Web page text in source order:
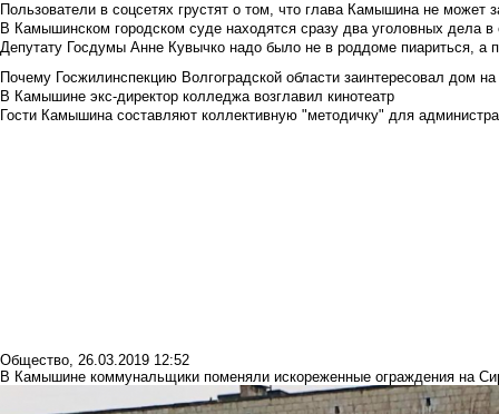
Пользователи в соцсетях грустят о том, что глава Камышина не может
В Камышинском городском суде находятся сразу два уголовных дела
Депутату Госдумы Анне Кувычко надо было не в роддоме пиариться, а
Почему Госжилинспекцию Волгоградской области заинтересовал дом
В Камышине экс-директор колледжа возглавил кинотеатр
Гости Камышина составляют коллективную "методичку" для
Общество, 26.03.2019 12:52
В Камышине коммунальщики поменяли искореженные ограждения на